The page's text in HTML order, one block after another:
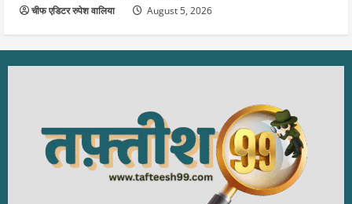
चीफ एडिटर रुपेश वालिया August 5, 2026